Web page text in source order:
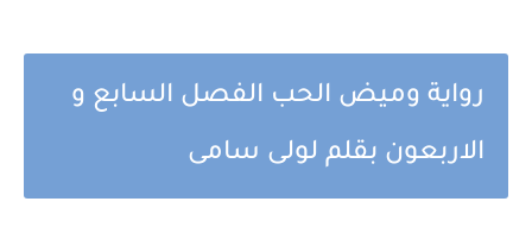
رواية وميض الحب الفصل السابع و
الاربعون بقلم لولى سامى